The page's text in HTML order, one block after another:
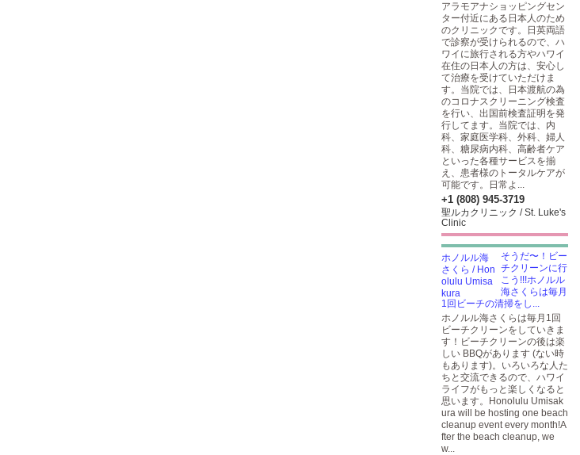
アラモアナショッピングセン
ター付近にある日本人のため
のクリニックです。日英両語
で診察が受けられるので、ハ
ワイに旅行される方やハワイ
在住の日本人の方は、安心し
て治療を受けていただけま
す。当院では、日本渡航の為
のコロナスクリーニング検査
を行い、出国前検査証明を発
行してます。当院では、内
科、家庭医学科、外科、婦人
科、糖尿病内科、高齢者ケア
といった各種サービスを揃
え、患者様のトータルケアが
可能です。日常よ...
+1 (808) 945-3719
聖ルカクリニック / St. Luke's
Clinic
そうだ〜！ビー
チクリーンに行
こう!!!ホノルル
海さくらは毎月
1回ビーチの清掃をし...
ホノルル海さくらは毎月1回
ビーチクリーンをしていきま
す！ビーチクリーンの後は楽
しい BBQがあります (ない時
もあります)。いろいろな人た
ちと交流できるので、ハワイ
ライフがもっと楽しくなると
思います。Honolulu Umisak
ura will be hosting one beach
cleanup event every month!A
fter the beach cleanup, we
w...